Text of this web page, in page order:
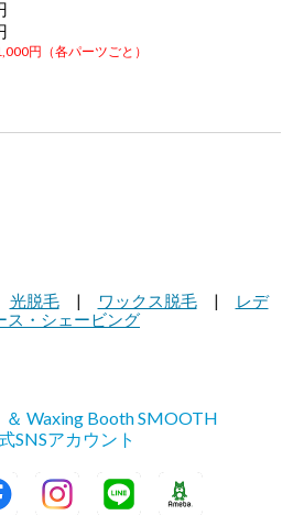
円（各パーツごと）
光脱毛 | ワックス脱毛 |
レデ
ス・シェービング
Waxing Booth SMOOTH
SNSアカウント